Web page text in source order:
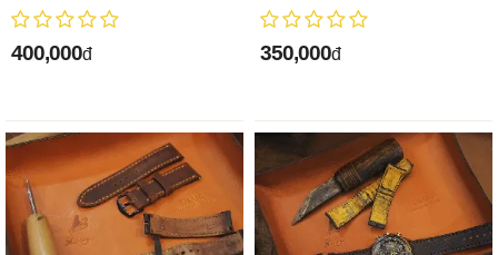
400,000đ 350,000đ